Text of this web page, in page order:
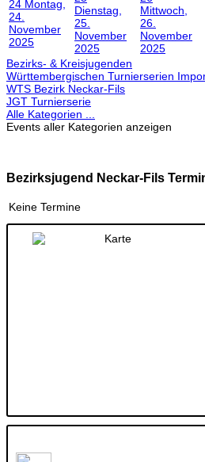
24 Montag,
24.
November
2025
Dienstag,
25.
November
2025
Mittwoch,
26.
November
2025
Bezirks- & Kreisjugenden
Württembergischen Turnierserien
WTS Bezirk Neckar-Fils
JGT Turnierserie
Alle Kategorien ...
Events aller Kategorien anzeigen
Bezirksjugend Neckar-Fils
Keine Termine